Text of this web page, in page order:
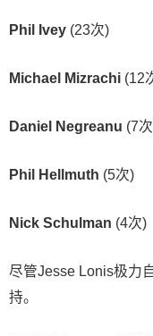
Phil Ivey (23次)
Michael Mizrachi (12
Daniel Negreanu (7
Phil Hellmuth (5次)
Nick Schulman (4次)
尽管Jesse Lonis极力
持。